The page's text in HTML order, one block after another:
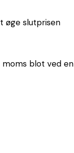
øge slutprisen
moms blot ved en